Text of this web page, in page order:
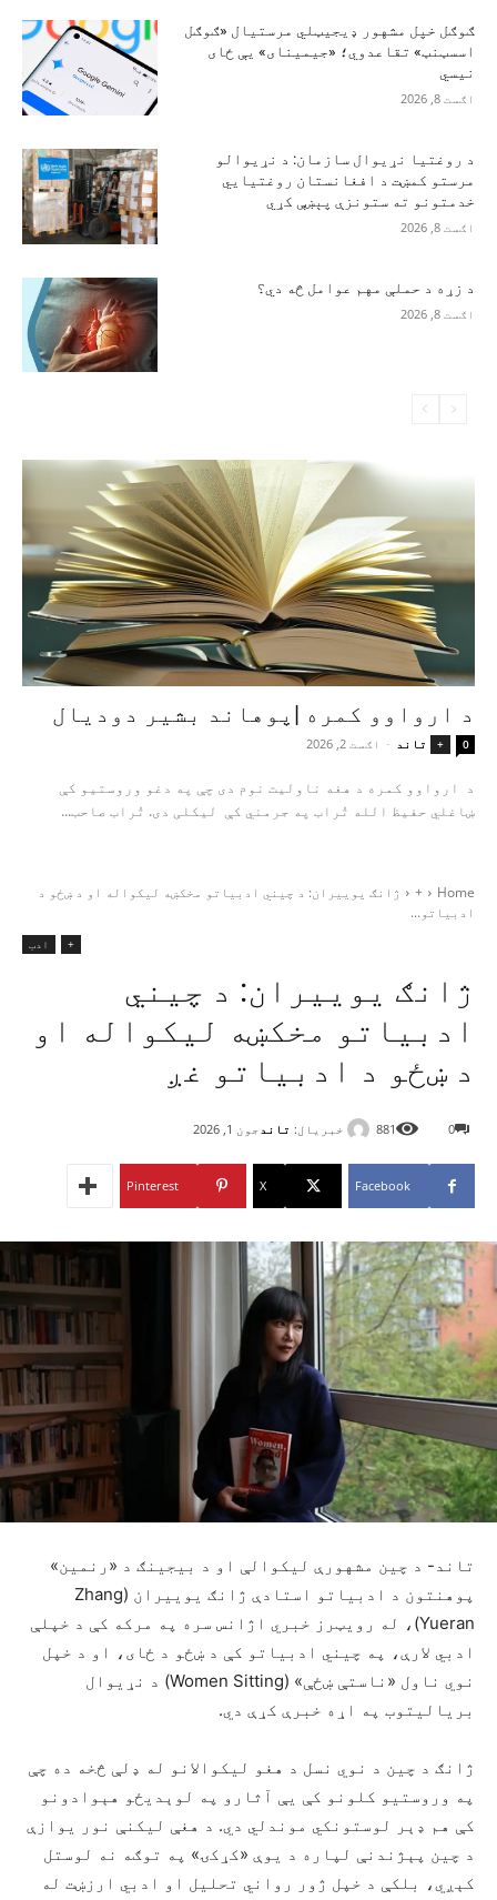
ګوګل خپل مشهور ډیجیټلي مرستیال «ګوګل
اسسټنټ» تقاعدوي؛ «جیمینای» یې ځای
نیسي
اګست 8, 2026
د روغتیا نړیوال سازمان: د نړیوالو
مرستو کمښت د افغانستان روغتیايي
خدمتونو ته ستونزې پېښې کړي
اګست 8, 2026
د زړه د حملې مهم عوامل څه دي؟
اګست 8, 2026
د ارواوو کمره |پوهاند بشیر دودیال
+ تاند - اګست 2, 2026 0
د ارواوو کمره د هغه ناولیت نوم دی چې په دغو وروستیو کې
ښاغلي حفیظ الله تُراب په جرمني کې لیکلی دی. تُراب صاحب...